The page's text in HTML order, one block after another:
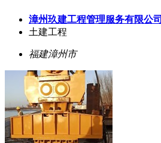
漳州玖建工程管理服务有限公司
土建工程
福建漳州市